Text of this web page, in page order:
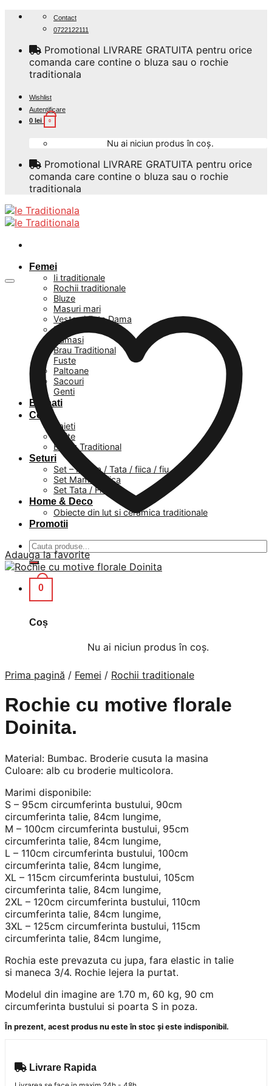
Skip
Contact
0722122111
Promotional LIVRARE GRATUITA pentru orice
comanda care contine o bluza sau o rochie
traditionala
Wishlist
Autentificare
0 lei 0
Nu ai niciun produs în coș.
Promotional LIVRARE GRATUITA pentru orice
comanda care contine o bluza sau o rochie
traditionala
Femei
Ii traditionale
Rochii traditionale
Bluze
Masuri mari
Veste si Fote Dama
Rochii
Camasi
Brau Traditional
Fuste
Paltoane
Sacouri
Genti
Barbati
Copii
Baieti
Fetite
Botez Traditional
Seturi
Set – Mama / Tata / fiica / fiu
Set Mama / Fiica
Set Tata / Fiu
Home & Deco
Obiecte din lut si ceramica traditionale
Promotii
Caută
după:
0
Coș
Nu ai niciun produs în coș.
Adauga la favorite
Prima pagină / Femei / Rochii traditionale
Rochie cu motive florale
Doinita.
Material: Bumbac. Broderie cusuta la masina
Culoare: alb cu broderie multicolora.
Marimi disponibile:
S – 95cm circumferinta bustului, 90cm
circumferinta talie, 84cm lungime,
M – 100cm circumferinta bustului, 95cm
circumferinta talie, 84cm lungime,
L – 110cm circumferinta bustului, 100cm
circumferinta talie, 84cm lungime,
XL – 115cm circumferinta bustului, 105cm
circumferinta talie, 84cm lungime,
2XL – 120cm circumferinta bustului, 110cm
circumferinta talie, 84cm lungime,
3XL – 125cm circumferinta bustului, 115cm
circumferinta talie, 84cm lungime,
Rochia este prevazuta cu jupa, fara elastic in talie
si maneca 3/4. Rochie lejera la purtat.
Modelul din imagine are 1.70 m, 60 kg, 90 cm
circumferinta bustului si poarta S in poza.
În prezent, acest produs nu este în stoc și este indisponibil.
Livrare Rapida